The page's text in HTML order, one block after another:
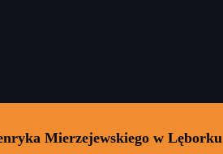
Mierzejewskiego w Lęborku